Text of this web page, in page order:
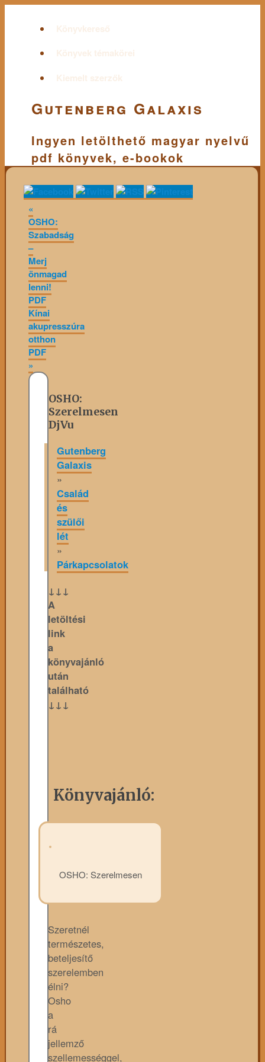
Könyvkereső
Könyvek témakörei
Kiemelt szerzők
Gutenberg Galaxis
Ingyen letölthető magyar nyelvű
pdf könyvek, e-bookok
«
OSHO:
Szabadság
–
Merj
önmagad
lenni!
PDF
Kínai
akupresszúra
otthon
PDF
»
OSHO:
Szerelmesen
DjVu
Gutenberg
Galaxis
»
Család
és
szülői
lét
»
Párkapcsolatok
↓↓↓
A
letöltési
link
a
könyvajánló
után
található
↓↓↓
Könyvajánló:
OSHO: Szerelmesen
Szeretnél
természetes,
beteljesítő
szerelemben
élni?
Osho
a
rá
jellemző
szellemességgel,